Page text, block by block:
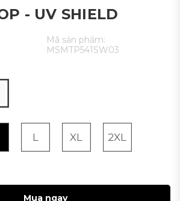
- UV SHIELD
Mã sản phẩm:
MSMTP541SW03
L XL 2XL
Mua ngay